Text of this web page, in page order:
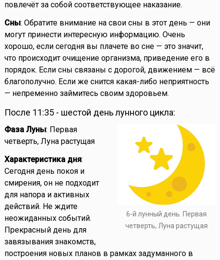
повлечёт за собой соответствующее наказание.
Сны: Обратите внимание на свои сны в этот день — они
могут принести интересную информацию. Очень
хорошо, если сегодня вы плачете во сне — это значит,
что происходит очищение организма, приведение его в
порядок. Если сны связаны с дорогой, движением — всё
благополучно. Если же снится какая-либо неприятность
— непременно займитесь своим здоровьем.
После 11:35 - шестой день лунного цикла:
6-й лунный день. Первая
четверть, Луна растущая
Фаза Луны: Первая
четверть, Луна растущая
Характеристика дня:
Сегодня день покоя и
смирения, он не подходит
для напора и активных
действий. Не ждите
неожиданных событий.
Прекрасный день для
завязывания знакомств,
построения новых планов в рамках задуманного в